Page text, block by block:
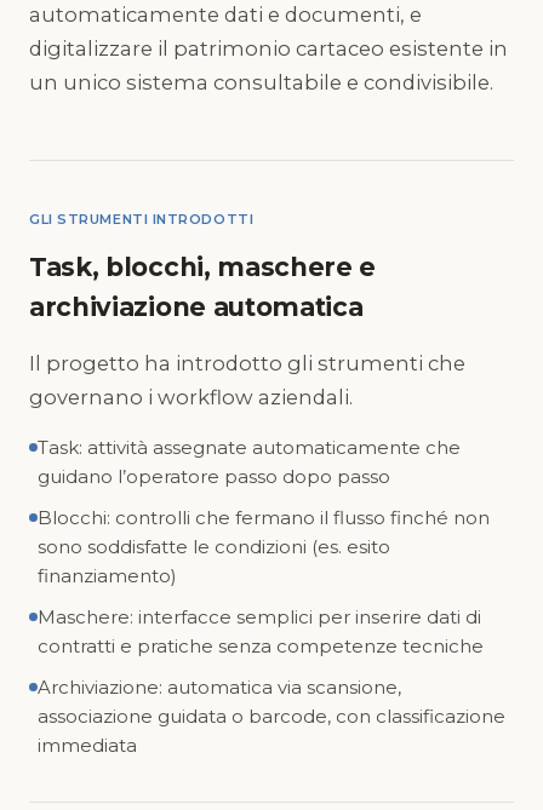
automaticamente dati e documenti, e
digitalizzare il patrimonio cartaceo esistente in
un unico sistema consultabile e condivisibile.
GLI STRUMENTI INTRODOTTI
Task, blocchi, maschere e
archiviazione automatica
Il progetto ha introdotto gli strumenti che
governano i workflow aziendali.
Task: attività assegnate automaticamente che
guidano l’operatore passo dopo passo
Blocchi: controlli che fermano il flusso finché non
sono soddisfatte le condizioni (es. esito
finanziamento)
Maschere: interfacce semplici per inserire dati di
contratti e pratiche senza competenze tecniche
Archiviazione: automatica via scansione,
associazione guidata o barcode, con classificazione
immediata